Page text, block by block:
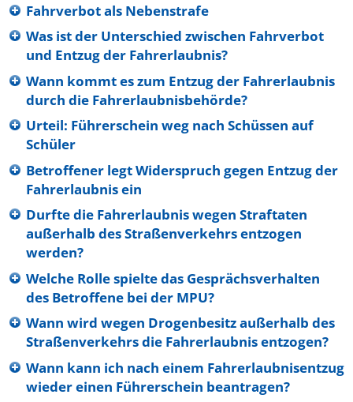
Fahrverbot als Nebenstrafe
Was ist der Unterschied zwischen Fahrverbot
und Entzug der Fahrerlaubnis?
Wann kommt es zum Entzug der Fahrerlaubnis
durch die Fahrerlaubnisbehörde?
Urteil: Führerschein weg nach Schüssen auf
Schüler
Betroffener legt Widerspruch gegen Entzug der
Fahrerlaubnis ein
Durfte die Fahrerlaubnis wegen Straftaten
außerhalb des Straßenverkehrs entzogen
werden?
Welche Rolle spielte das Gesprächsverhalten
des Betroffene bei der MPU?
Wann wird wegen Drogenbesitz außerhalb des
Straßenverkehrs die Fahrerlaubnis entzogen?
Wann kann ich nach einem Fahrerlaubnisentzug
wieder einen Führerschein beantragen?